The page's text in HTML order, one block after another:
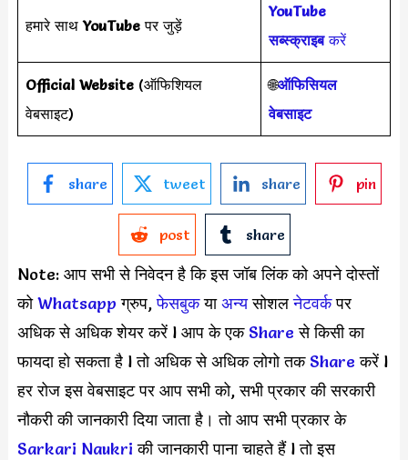
हमारे साथYouTubeपर जुड़ें
YouTube
सब्स्क्राइबकरें
Official Website (ऑफिशियल
वेबसाइट)
🌐ऑफिसियल
वेबसाइट
share tweet share pin
post share
Note: आप सभी से निवेदन है कि इस जॉब लिंक को अपने दोस्तों
कोWhatsapp ग्रुप,फेसबुकयाअन्यसोशलनेटवर्कपर
अधिक से अधिक शेयर करें l आप के एक Shareसे किसी का
फायदा हो सकता है l तो अधिक से अधिक लोगो तकShareकरें l
हर रोज इस वेबसाइट पर आप सभी को, सभी प्रकार की सरकारी
नौकरी की जानकारी दिया जाता है। तो आप सभी प्रकार के
Sarkari Naukri की जानकारी पाना चाहते हैं l तो इस